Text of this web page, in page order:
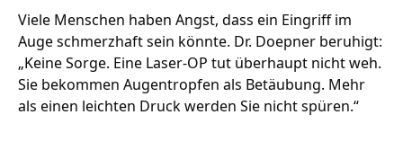
Viele Menschen haben Angst, dass ein Eingriff im
Auge schmerzhaft sein könnte. Dr. Doepner beruhigt:
„Keine Sorge. Eine Laser-OP tut überhaupt nicht weh.
Sie bekommen Augentropfen als Betäubung. Mehr
als einen leichten Druck werden Sie nicht spüren.“